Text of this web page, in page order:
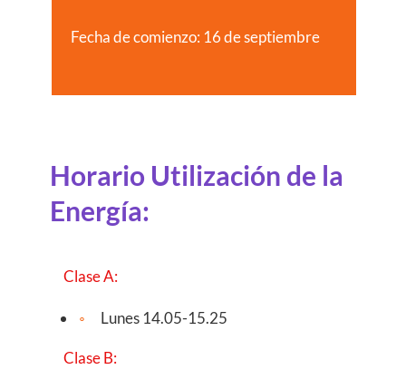
Fecha de comienzo: 16 de septiembre
Horario Utilización de la
Energía:
Clase A:
Lunes 14.05-15.25
Clase B: